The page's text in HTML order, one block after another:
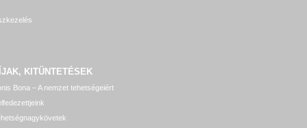
KITÜNTETÉSEK
Bona – A nemzet tehetségeiért